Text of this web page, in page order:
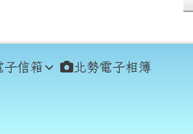
子信箱 北勢電子相簿